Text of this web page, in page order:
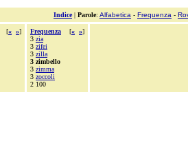
Indice| Parole: Alfabetica - Frequenza -
[« »]
Frequenza [« »]
3 zia
3 zifei
3 zilla
3 zimbello
3 zimma
3 zoccoli
2 100